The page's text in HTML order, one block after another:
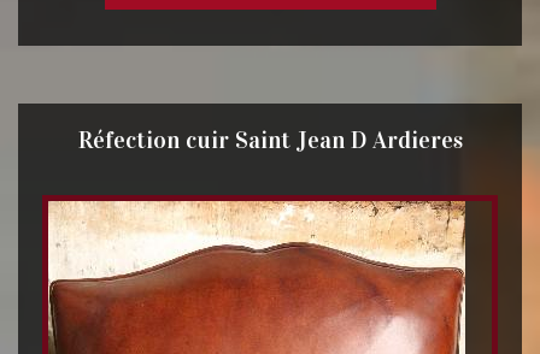
Réfection cuir Saint Jean D Ardieres